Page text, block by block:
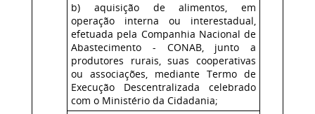
b) aquisição de alimentos, em
operação interna ou interestadual,
efetuada pela Companhia Nacional de
Abastecimento - CONAB, junto a
produtores rurais, suas cooperativas
ou associações, mediante Termo de
Execução Descentralizada celebrado
com o Ministério da Cidadania;